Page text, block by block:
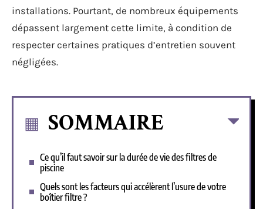
installations. Pourtant, de nombreux équipements
dépassent largement cette limite, à condition de
respecter certaines pratiques d’entretien souvent
négligées.
SOMMAIRE
Ce qu’il faut savoir sur la durée de vie des filtres de
piscine
Quels sont les facteurs qui accélèrent l’usure de votre
boîtier filtre ?